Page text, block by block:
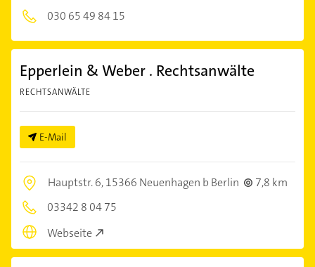
030 65 49 84 15
Epperlein & Weber . Rechtsanwälte
RECHTSANWÄLTE
E-Mail
Hauptstr. 6,15366 Neuenhagen b Berlin
7,8 km
03342 8 04 75
Webseite